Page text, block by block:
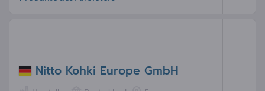
Nitto Kohki Europe GmbH